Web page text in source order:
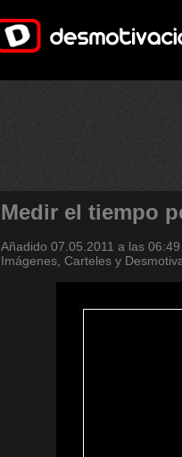
Medir el tiempo
Añadido 07.05.2011 a las 06:49
Imágenes, Carteles y